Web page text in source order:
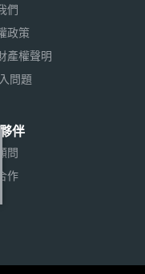
們
政策
產權聲明
問題
伴
問
作